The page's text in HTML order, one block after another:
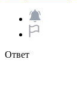
Ответ